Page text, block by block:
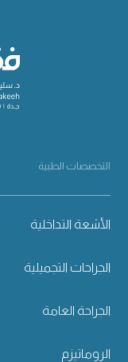
التخصصات الطبية
الأشعة التداخلية
الجراحات التجميلية
الجراحة العامة
الروماتيزم